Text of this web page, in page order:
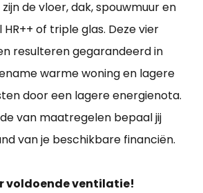
de vloer, dak, spouwmuur en
of triple glas. Deze vier
resulteren gegarandeerd in
warme woning en lagere
door een lagere energienota.
van maatregelen bepaal jij
van je beschikbare financiën.
voldoende ventilatie!